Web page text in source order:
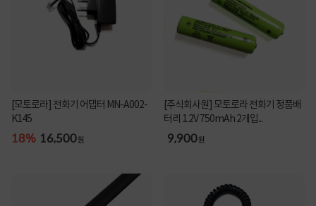
[모토로라] 전화기 어댑터 MN-A002-
K145
18% 16,500원
[주식회사원] 모토로라 전화기 정품배
터리 1.2V 750mAh 2개입...
9,900원